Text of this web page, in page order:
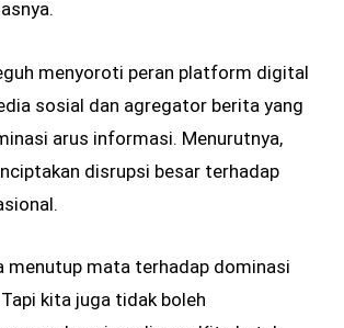
menyoroti peran platform digital
sosial dan agregator berita yang
arus informasi. Menurutnya,
disrupsi besar terhadap
menutup mata terhadap dominasi
kita juga tidak boleh